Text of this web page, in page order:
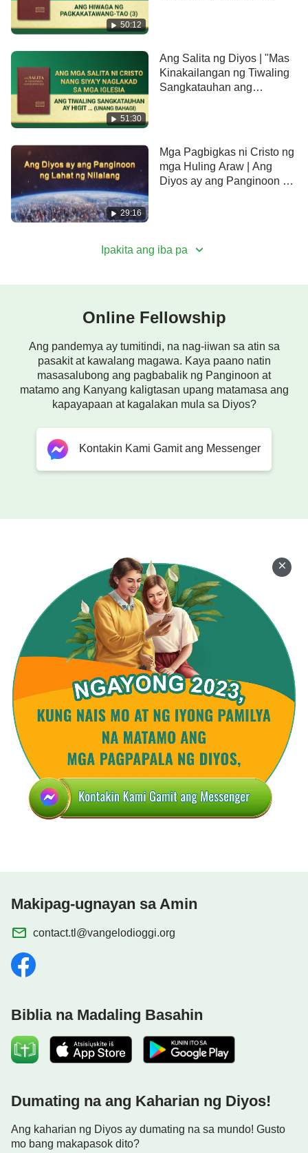
50:12
51:30
Ang Salita ng Diyos | "Mas
Kinakailangan ng Tiwaling
Sangkatauhan ang
29:16
Mga Pagbigkas ni Cristo ng
mga Huling Araw | Ang
Diyos ay ang Panginoon ng
Ipakita ang iba pa
Online Fellowship
Ang pandemya ay tumitindi, na nag-iiwan sa atin sa
pasakit at kawalang magawa. Kaya paano natin
masasalubong ang pagbabalik ng Panginoon at
matamo ang Kanyang kaligtasan upang matamasa ang
kapayapaan at kagalakan mula sa Diyos?
Kontakin Kami Gamit ang Messenger
Makipag-ugnayan sa Amin
contact.tl@vangelodioggi.org
Biblia na Madaling Basahin
Dumating na ang Kaharian ng Diyos!
Ang kaharian ng Diyos ay dumating na sa mundo! Gusto
mo bang makapasok dito?